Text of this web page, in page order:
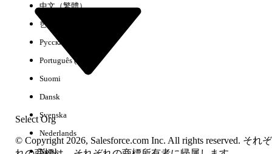
Select Org
中文（繁體）
한국어
Русский
Português (Brasil)
Suomi
Dansk
Svenska
Nederlands
Norsk
© Copyright 2026, Salesforce.com Inc. All rights reserved. それぞ